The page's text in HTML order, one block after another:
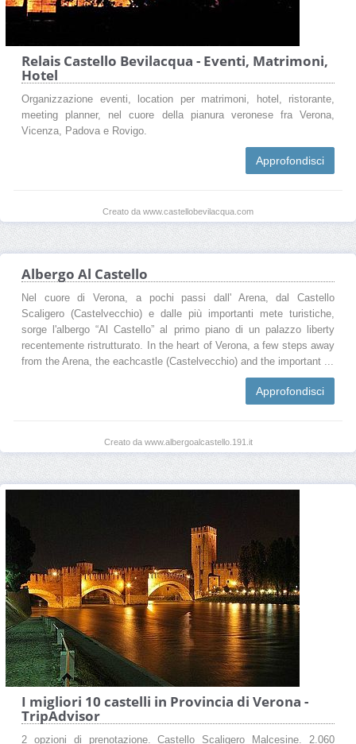
Relais Castello Bevilacqua - Eventi, Matrimoni,
Hotel
Organizzazione eventi, location per matrimoni, hotel, ristorante,
meeting planner, nel cuore della pianura veronese fra Verona,
Vicenza, Padova e Rovigo.
Approfondisci
Creato da www.castellobevilacqua.com
Albergo Al Castello
Nel cuore di Verona, a pochi passi dall' Arena, dal Castello
Scaligero (Castelvecchio) e dalle più importanti mete turistiche,
sorge l'albergo “Al Castello” al primo piano di un palazzo liberty
recentemente ristrutturato. In the heart of Verona, a few steps away
from the Arena, the eachcastle (Castelvecchio) and the important ...
Approfondisci
Creato da www.albergoalcastello.191.it
I migliori 10 castelli in Provincia di Verona -
TripAdvisor
2 opzioni di prenotazione. Castello Scaligero Malcesine. 2.060